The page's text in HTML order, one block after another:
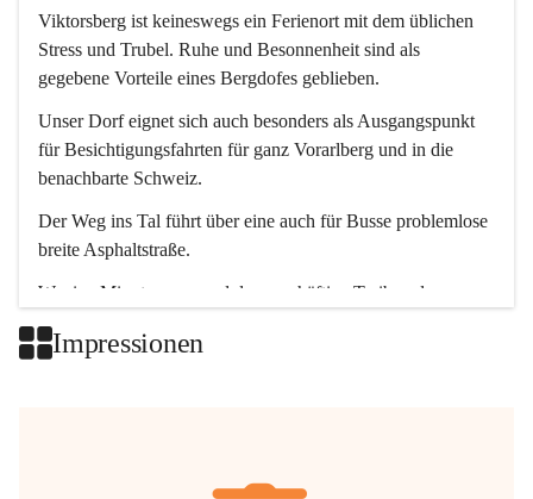
Viktorsberg ist keineswegs ein Ferienort mit dem üblichen
Stress und Trubel. Ruhe und Besonnenheit sind als
gegebene Vorteile eines Bergdofes geblieben.
Unser Dorf eignet sich auch besonders als Ausgangspunkt
für Besichtigungsfahrten für ganz Vorarlberg und in die
benachbarte Schweiz.
Der Weg ins Tal führt über eine auch für Busse problemlose
breite Asphaltstraße.
Wenige Minuten nur, und das geschäftige Treiben der
Impressionen